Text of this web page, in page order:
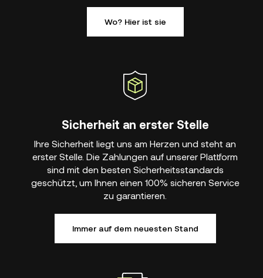
Wo? Hier ist sie
Sicherheit an erster Stelle
Ihre Sicherheit liegt uns am Herzen und steht an
erster Stelle. Die Zahlungen auf unserer Plattform
sind mit den besten Sicherheitsstandards
geschützt, um Ihnen einen 100% sicheren Service
zu garantieren.
Immer auf dem neuesten Stand